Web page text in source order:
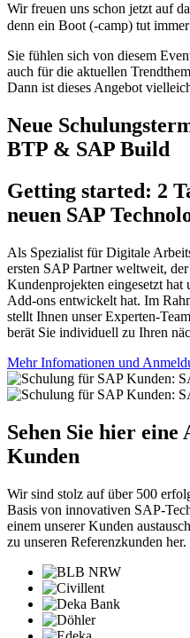
Wir freuen uns schon jetzt auf
denn ein Boot (-camp) tut
Sie fühlen sich von diesem
auch fürdie aktuellen
Dann ist dieses Angebot
Neue
BTP & SAP Build
Getting started: 2
neuen SAP
Als Spezialist für Digitale
ersten SAP Partner weltweit,
Kundenprojekten eingesetzt hat
Add-ons entwickelt hat. Im
stellt Ihnen unser Experten-
berät Sie individuell zu Ihren
Mehr Infomationen und
Sehen Sie hier eine
Kunden
Wir sind stolz auf über 500
Basis von innovativen SAP-
einem unserer Kunden
zu unseren Referenzkunden her.